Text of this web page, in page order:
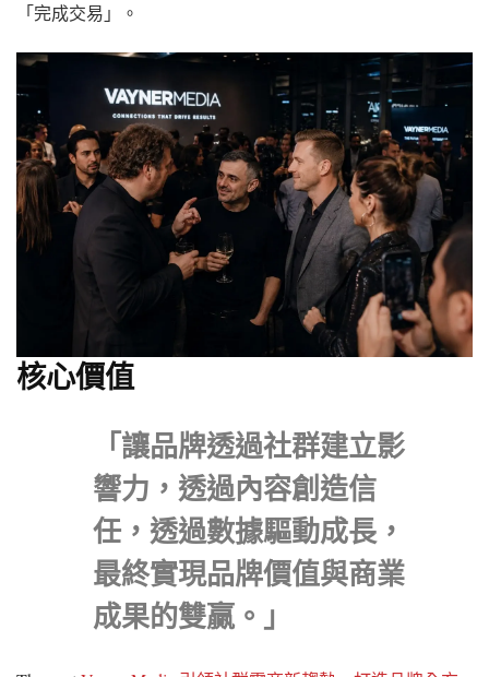
「完成交易」。
核心價值
「讓品牌透過社群建立影
響力，透過內容創造信
任，透過數據驅動成長，
最終實現品牌價值與商業
成果的雙贏。」